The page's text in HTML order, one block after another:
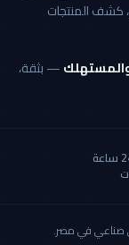
كشف المنتجات
— بثقة،
صناعي في مصر.